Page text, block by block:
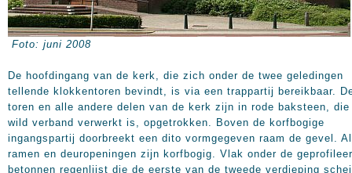
Foto: juni 2008
De hoofdingang van de kerk, die zich onder de twee geledingen
tellende klokkentoren bevindt, is via een trappartij bereikbaar.
toren en alle andere delen van de kerk zijn in rode baksteen,
wild verband verwerkt is, opgetrokken. Boven de korfbogige
ingangspartij doorbreekt een dito vormgegeven raam de gevel.
ramen en deuropeningen zijn korfbogig. Vlak onder de
betonnen regenlijst die de eerste van de tweede verdieping